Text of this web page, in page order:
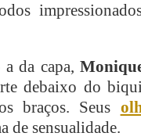
da capa,
debaixo do
braços. Seus
de sensualidade.